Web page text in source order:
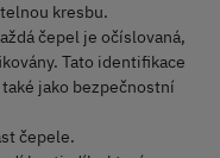
kresbu.
čepel je očíslovaná,
Tato identifikace
jako bezpečnostní
čepele.